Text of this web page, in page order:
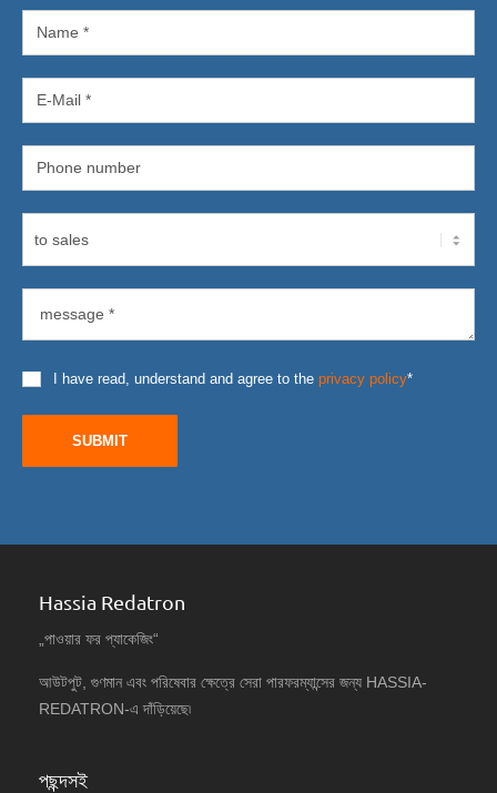
I have read, understand and agree to the privacy policy*
SUBMIT
Hassia Redatron
„পাওয়ার ফর প্যাকেজিং“
আউটপুট, গুণমান এবং পরিষেবার ক্ষেত্রে সেরা পারফরম্যান্সের জন্য HASSIA-
REDATRON-এ দাঁড়িয়েছে৷
পছন্দসই